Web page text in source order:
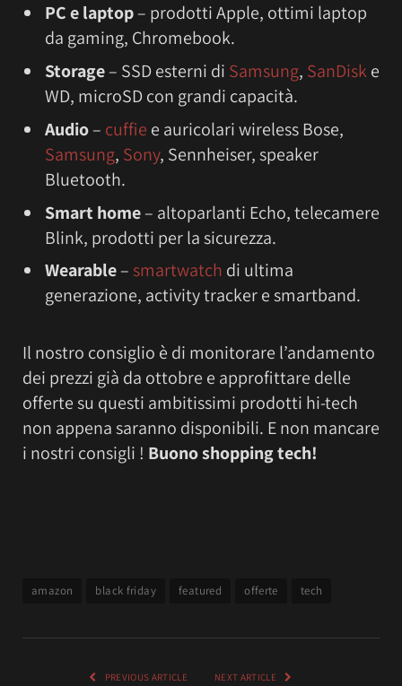
PC e laptop– prodotti Apple, ottimi laptop
da gaming, Chromebook.
Storage– SSD esterni di Samsung, SanDiske
WD, microSD con grandi capacità.
Audio– cuffie e auricolari wireless Bose,
Samsung, Sony, Sennheiser, speaker
Bluetooth.
Smart home– altoparlanti Echo, telecamere
Blink, prodotti per la sicurezza.
Wearable– smartwatch di ultima
generazione, activity tracker e smartband.
Il nostro consiglio è di monitorare l’andamento
dei prezzi già da ottobre e approfittare delle
offerte su questi ambitissimi prodotti hi-tech
non appena saranno disponibili. E non mancare
i nostri consigli ! Buono shopping tech!
amazon black friday featured offerte tech
PREVIOUS ARTICLE NEXT ARTICLE